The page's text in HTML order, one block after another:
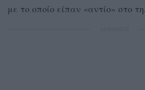
με το οποίο είπαν «αντίο» στο